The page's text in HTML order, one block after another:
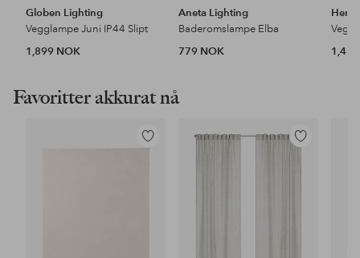
Globen Lighting
Vegglampe Juni IP44 Slipt
1,899 NOK
Aneta Lighting
Baderomslampe Elba
779 NOK
Favoritter akkurat nå
Legg
Legg